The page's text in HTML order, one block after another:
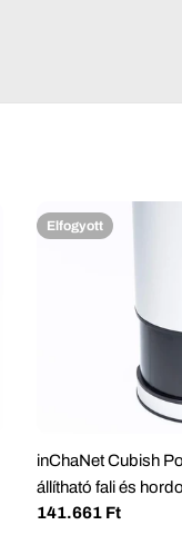
Elfogyott
inChaNet Cubish
állítható fali és
Normál
141.661 Ft